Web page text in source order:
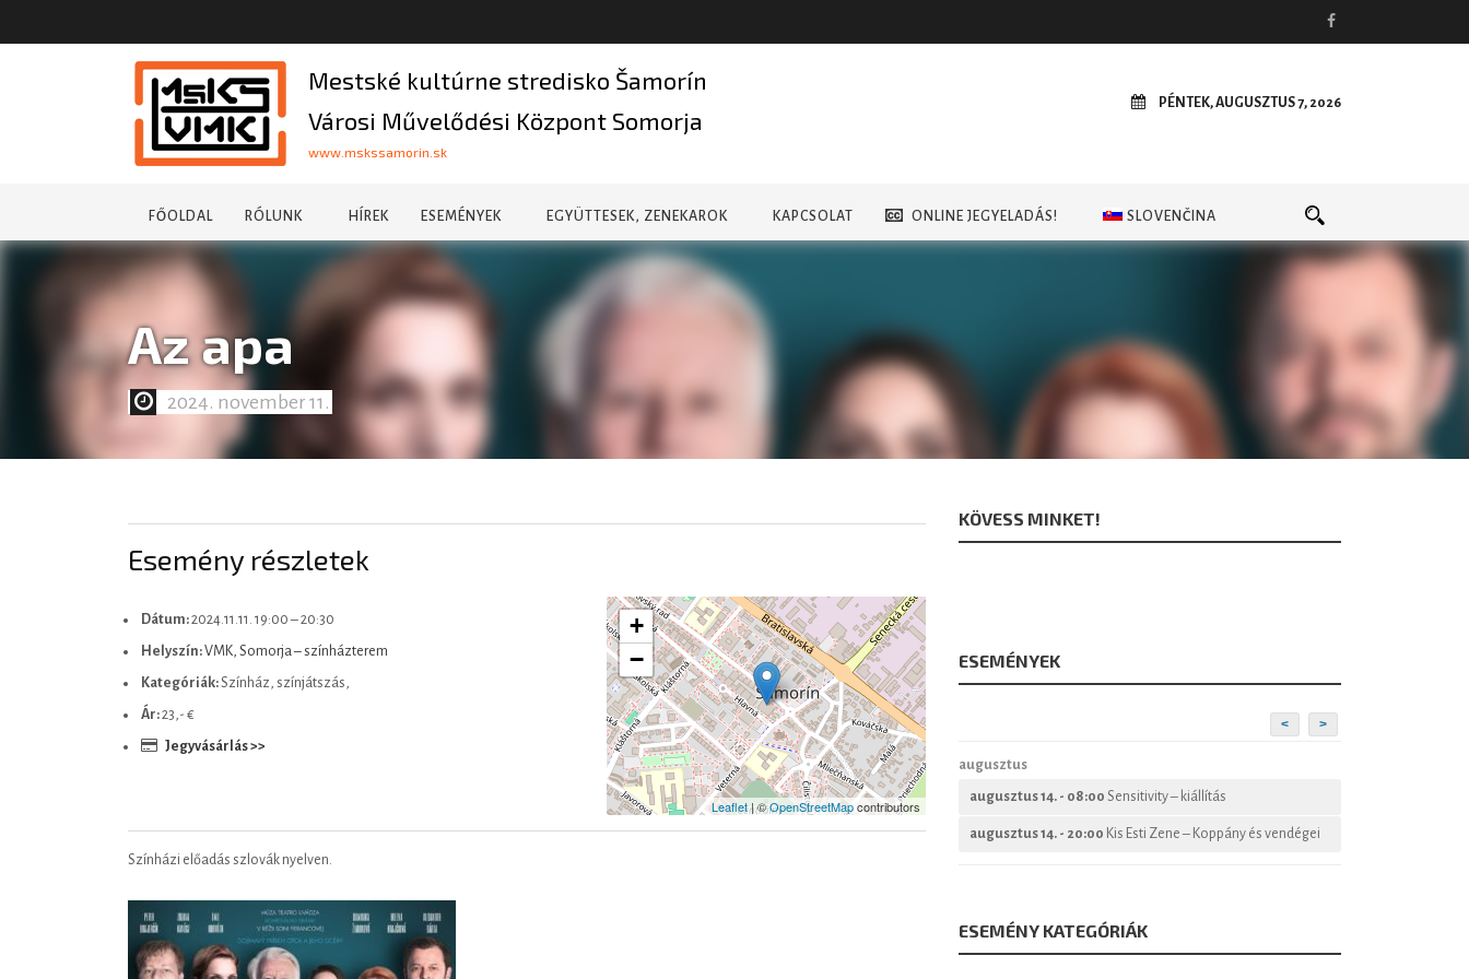
Mestské kultúrne stredisko Šamorín
Városi Művelődési Központ Somorja
www.mskssamorin.sk
PÉNTEK, AUGUSZTUS 7, 2026
FŐOLDAL RÓLUNK HÍREK ESEMÉNYEK EGYÜTTESEK, ZENEKAROK KAPCSOLAT ONLINE JEGYELADÁS! SLOVENČINA
Az apa
2024. november 11.
Esemény részletek
Dátum:2024.11.11. 19:00–20:30
Helyszín:VMK, Somorja – színházterem
Kategóriák:Színház, színjátszás,
Ár:23,- €
Jegyvásárlás >>
+
−
Leaflet| ©OpenStreetMapcontributors
Színházi előadás szlovák nyelven.
KÖVESS MINKET!
ESEMÉNYEK
< >
augusztus
augusztus 14. - 08:00 Sensitivity – kiállítás
augusztus 14. - 20:00 Kis Esti Zene – Koppány és vendégei
ESEMÉNY KATEGÓRIÁK